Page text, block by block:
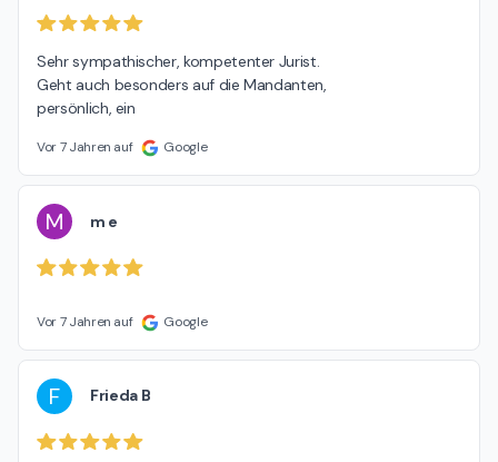
Sehr sympathischer, kompetenter Jurist.
Geht auch besonders auf die Mandanten,
persönlich, ein
Vor 7 Jahren auf Google
M m e
Vor 7 Jahren auf Google
F Frieda B